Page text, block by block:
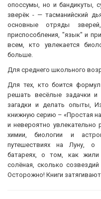
опоссумы, но и бандикуты,
зверёк - — тасманийский
основные отряды
приспособления, "язык" и
всем, кто увлекается
больше.
Для среднего школьного
Для тех, кто боится
решать весёлые задачки и
загадки и делать опыты,
книжную серию – «Простая
и невероятно увлекательно
химии, биологии и
путешествиях на Луну, о
батареях, о том, как
солёная, сколько
Осторожно! Книги